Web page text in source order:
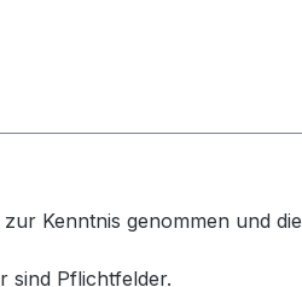
zur Kenntnis genommen und die
sind Pflichtfelder.